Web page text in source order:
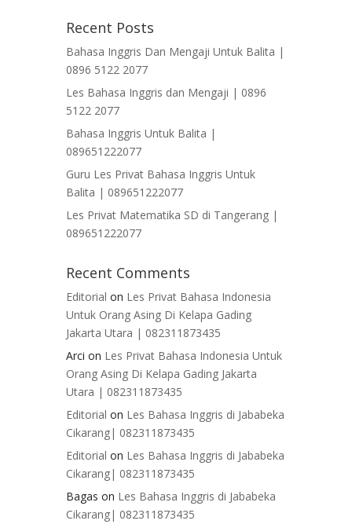
Recent Posts
Bahasa Inggris Dan Mengaji Untuk Balita |
0896 5122 2077
Les Bahasa Inggris dan Mengaji | 0896
5122 2077
Bahasa Inggris Untuk Balita |
089651222077
Guru Les Privat Bahasa Inggris Untuk
Balita | 089651222077
Les Privat Matematika SD di Tangerang |
089651222077
Recent Comments
Editorial on Les Privat Bahasa Indonesia
Untuk Orang Asing Di Kelapa Gading
Jakarta Utara | 082311873435
Arci on Les Privat Bahasa Indonesia Untuk
Orang Asing Di Kelapa Gading Jakarta
Utara | 082311873435
Editorial on Les Bahasa Inggris di Jababeka
Cikarang| 082311873435
Editorial on Les Bahasa Inggris di Jababeka
Cikarang| 082311873435
Bagas on Les Bahasa Inggris di Jababeka
Cikarang| 082311873435